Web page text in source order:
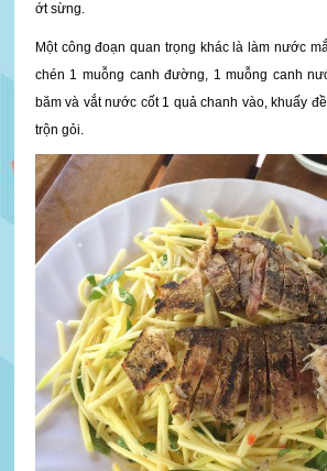
ớt sừng.
Một công đoạn quan trọng khác là làm nước
chén 1 muỗng canh đường, 1 muỗng canh
băm và vắt nước cốt 1 quả chanh vào, khuấy
trộn gỏi.